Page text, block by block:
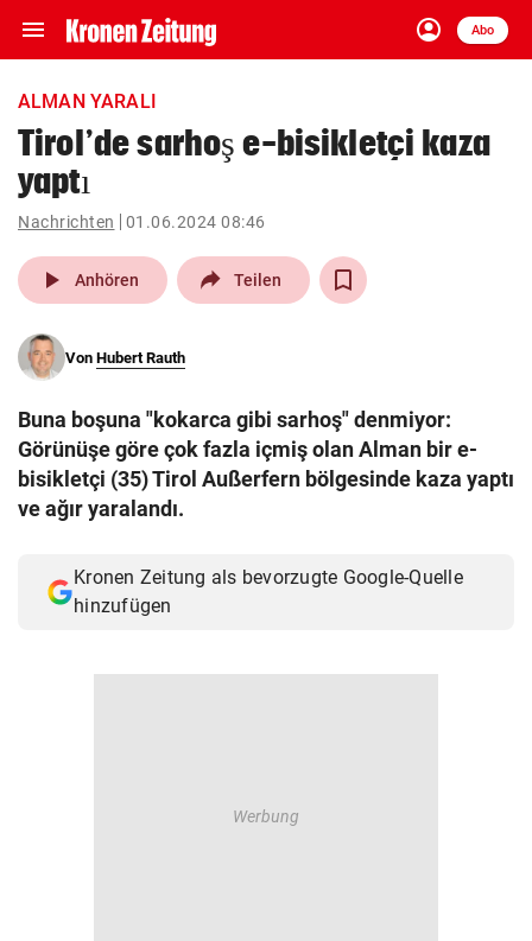
menu Navigation
ein-/ausklappen
account_circle
Anmelden
Abo
close Schließen
account_circle Anmelden
pin_drop
Wien arrow_right
search
eingeben
Muthgasse 2, 1190 Wien
ALMAN YARALI
Tirol’de sarhoş e-bisikletçi kaza
yaptı
Nachrichten 01.06.2024 08:46
play_arrow Anhören Teilen
Von Hubert Rauth
Buna boşuna "kokarca gibi sarhoş" denmiyor:
Görünüşe göre çok fazla içmiş olan Alman bir e-
bisikletçi (35) Tirol Außerfern bölgesinde kaza yaptı
ve ağır yaralandı.
Kronen Zeitung als bevorzugte Google-Quelle
hinzufügen